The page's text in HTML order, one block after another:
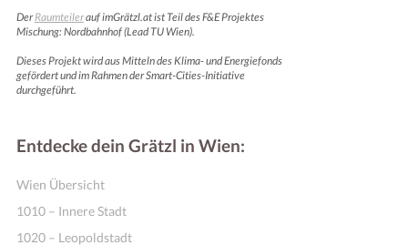
DerRaumteilerauf imGrätzl.at ist Teil des F&E Projektes
Mischung: Nordbahnhof (Lead TU Wien).
Dieses Projekt wird aus Mitteln des Klima- und Energiefonds
gefördert und im Rahmen der Smart-Cities-Initiative
durchgeführt.
Entdecke dein Grätzl in Wien:
Wien Übersicht
1010 – Innere Stadt
1020 – Leopoldstadt